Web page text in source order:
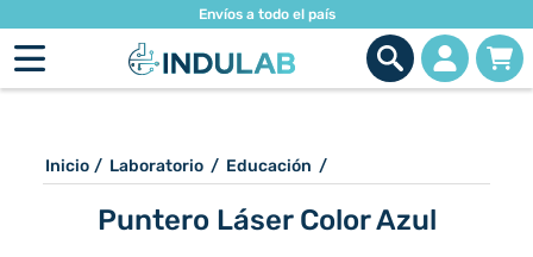
Envíos a todo el país
Inicio / Laboratorio / Educación /
Puntero Láser Color Azul